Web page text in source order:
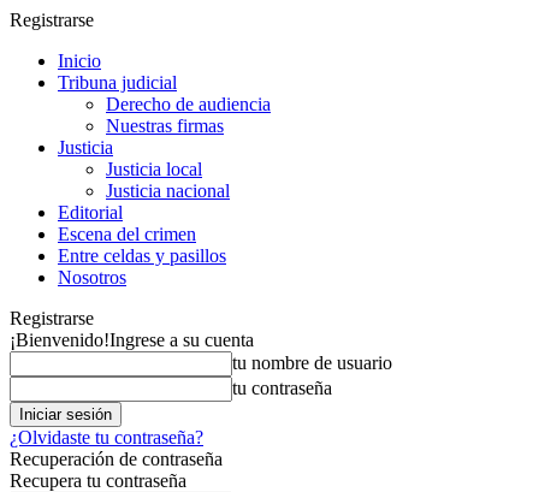
Registrarse
Inicio
Tribuna judicial
Derecho de audiencia
Nuestras firmas
Justicia
Justicia local
Justicia nacional
Editorial
Escena del crimen
Entre celdas y pasillos
Nosotros
Registrarse
¡Bienvenido!Ingrese a su cuenta
tu nombre de usuario
tu contraseña
¿Olvidaste tu contraseña?
Recuperación de contraseña
Recupera tu contraseña